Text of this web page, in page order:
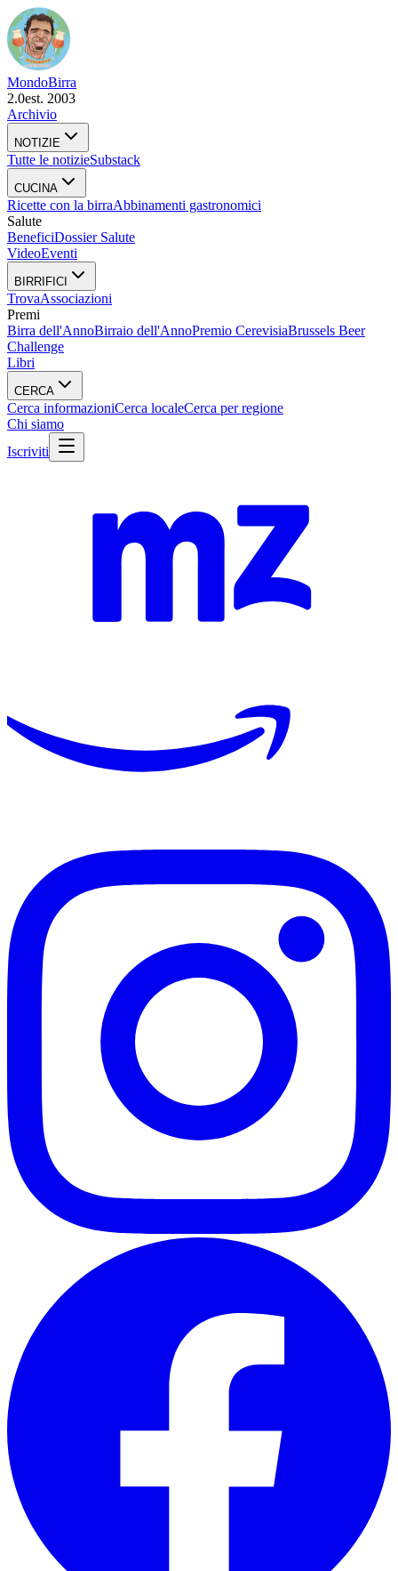
MondoBirra
2.0est. 2003
Archivio
NOTIZIE
Tutte le notizieSubstack
CUCINA
Ricette con la birraAbbinamenti gastronomici
Salute
BeneficiDossier Salute
VideoEventi
BIRRIFICI
TrovaAssociazioni
Premi
Birra dell'AnnoBirraio dell'AnnoPremio CerevisiaBrussels Beer
Challenge
Libri
CERCA
Cerca informazioniCerca localeCerca per regione
Chi siamo
Iscriviti